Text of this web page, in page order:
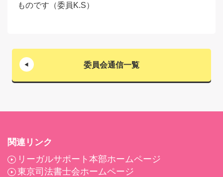
ものです（委員K.S）
委員会通信一覧
関連リンク
リーガルサポート本部ホームページ
東京司法書士会ホームページ